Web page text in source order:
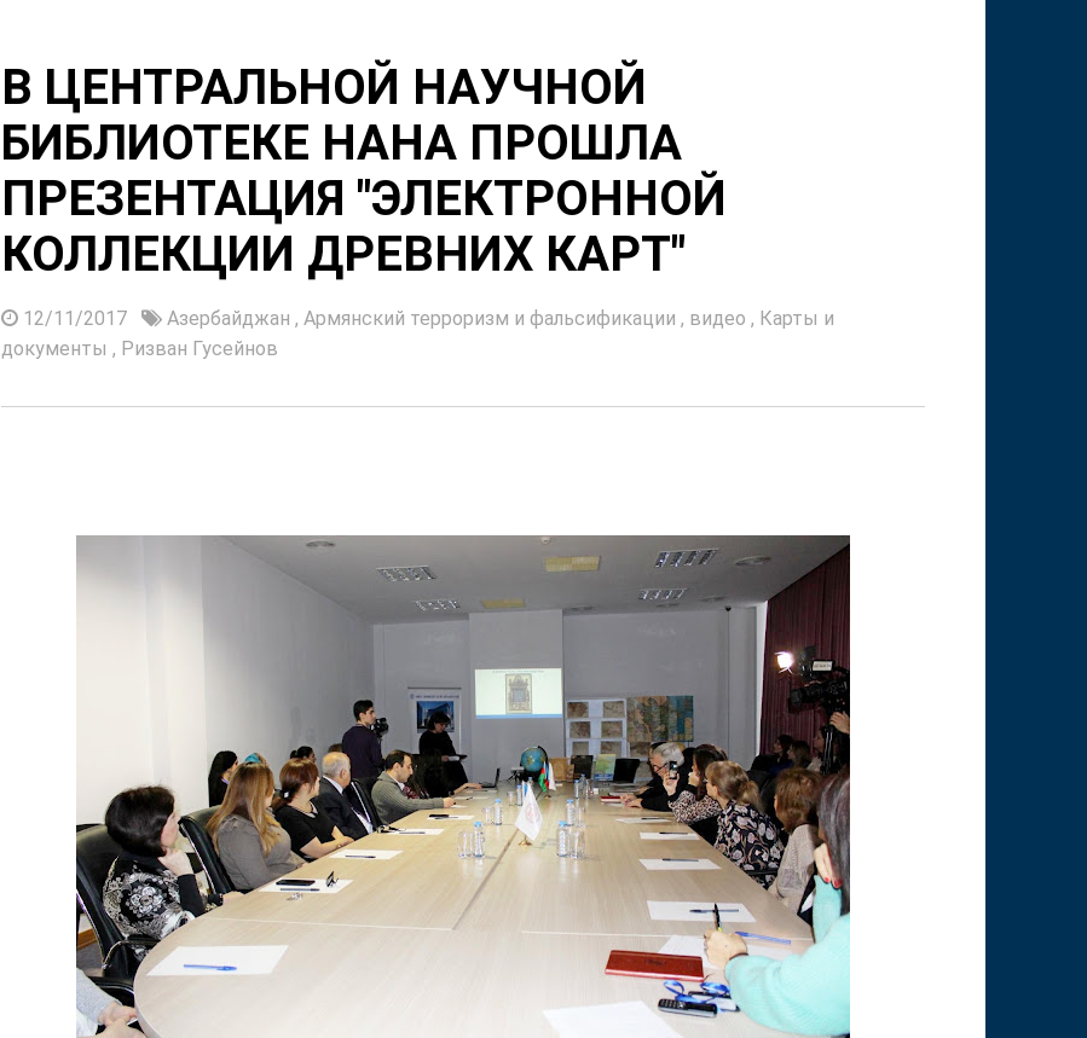
В ЦЕНТРАЛЬНОЙ НАУЧНОЙ
БИБЛИОТЕКЕ НАНА ПРОШЛА
ПРЕЗЕНТАЦИЯ "ЭЛЕКТРОННОЙ
КОЛЛЕКЦИИ ДРЕВНИХ КАРТ"
12/11/2017 Азербайджан , Армянский терроризм и фальсификации , видео , Карты и
документы , Ризван Гусейнов